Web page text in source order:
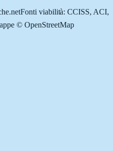
Fonti viabilità: CCISS, ACI,
© OpenStreetMap